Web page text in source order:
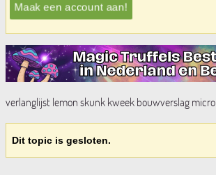
Maak een account aan!
verlanglijst lemon skunk kweek bouwverslag micro
Dit topic is gesloten.